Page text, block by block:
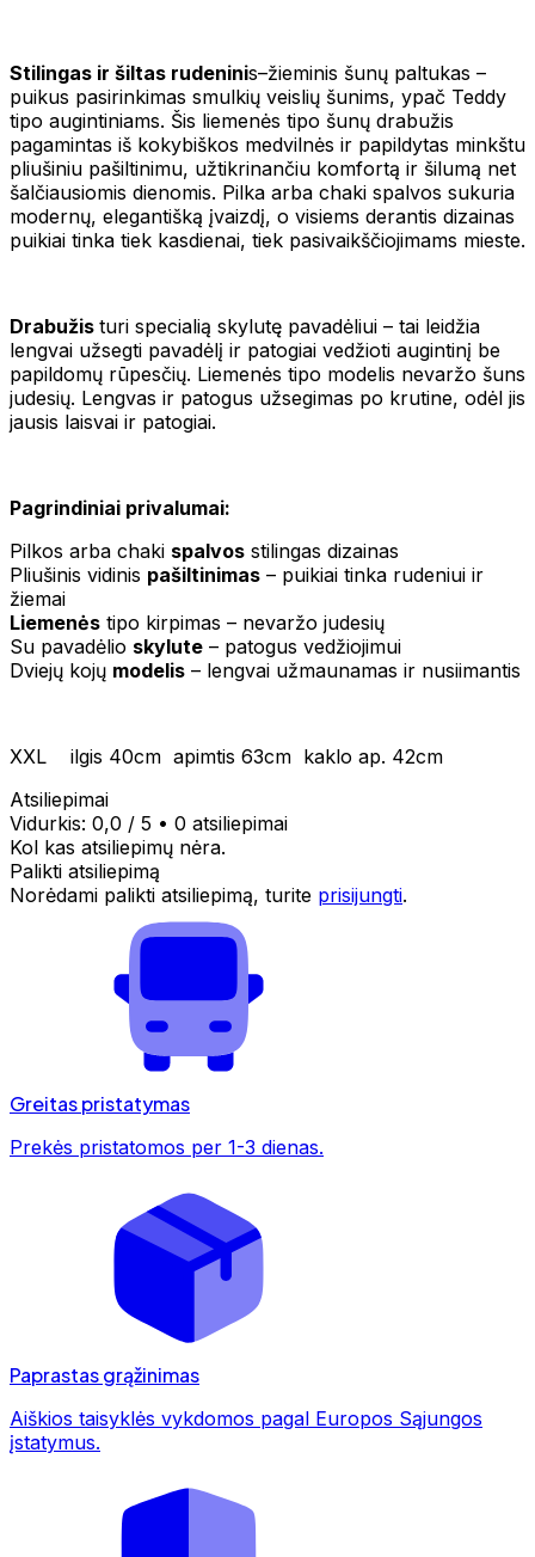
Stilingas ir šiltas rudeninis–žieminis šunų paltukas –
puikus pasirinkimas smulkių veislių šunims, ypač Teddy
tipo augintiniams. Šis liemenės tipo šunų drabužis
pagamintas iš kokybiškos medvilnės ir papildytas minkštu
pliušiniu pašiltinimu, užtikrinančiu komfortą ir šilumą net
šalčiausiomis dienomis. Pilka arba chaki spalvos sukuria
modernų, elegantišką įvaizdį, o visiems derantis dizainas
puikiai tinka tiek kasdienai, tiek pasivaikščiojimams mieste.
Drabužis turi specialią skylutę pavadėliui – tai leidžia
lengvai užsegti pavadėlį ir patogiai vedžioti augintinį be
papildomų rūpesčių. Liemenės tipo modelis nevaržo šuns
judesių. Lengvas ir patogus užsegimas po krutine, odėl jis
jausis laisvai ir patogiai.
Pagrindiniai privalumai:
Pilkos arba chaki spalvos stilingas dizainas
Pliušinis vidinis pašiltinimas – puikiai tinka rudeniui ir
žiemai
Liemenės tipo kirpimas – nevaržo judesių
Su pavadėlio skylute – patogus vedžiojimui
Dviejų kojų modelis – lengvai užmaunamas ir nusiimantis
XXL ilgis 40cm apimtis 63cm kaklo ap. 42cm
Atsiliepimai
Vidurkis: 0,0 / 5 • 0 atsiliepimai
Kol kas atsiliepimų nėra.
Palikti atsiliepimą
Norėdami palikti atsiliepimą, turite prisijungti.
Greitas pristatymas
Prekės pristatomos per 1-3 dienas.
Paprastas grąžinimas
Aiškios taisyklės vykdomos pagal Europos Sąjungos
įstatymus.